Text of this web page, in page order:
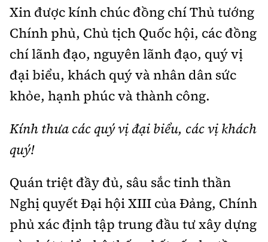
Xin được kính chúc đồng chí Thủ tướng
Chính phủ, Chủ tịch Quốc hội, các đồng
chí lãnh đạo, nguyên lãnh đạo, quý vị
đại biểu, khách quý và nhân dân sức
khỏe, hạnh phúc và thành công.
Kính thưa các quý vị đại biểu, các vị khách
quý!
Quán triệt đầy đủ, sâu sắc tinh thần
Nghị quyết Đại hội XIII của Đảng, Chính
phủ xác định tập trung đầu tư xây dựng